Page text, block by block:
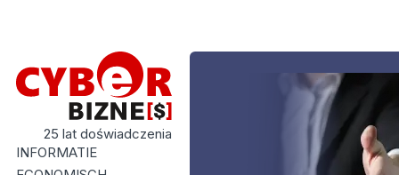
25 lat doświadczenia
INFORMATIE